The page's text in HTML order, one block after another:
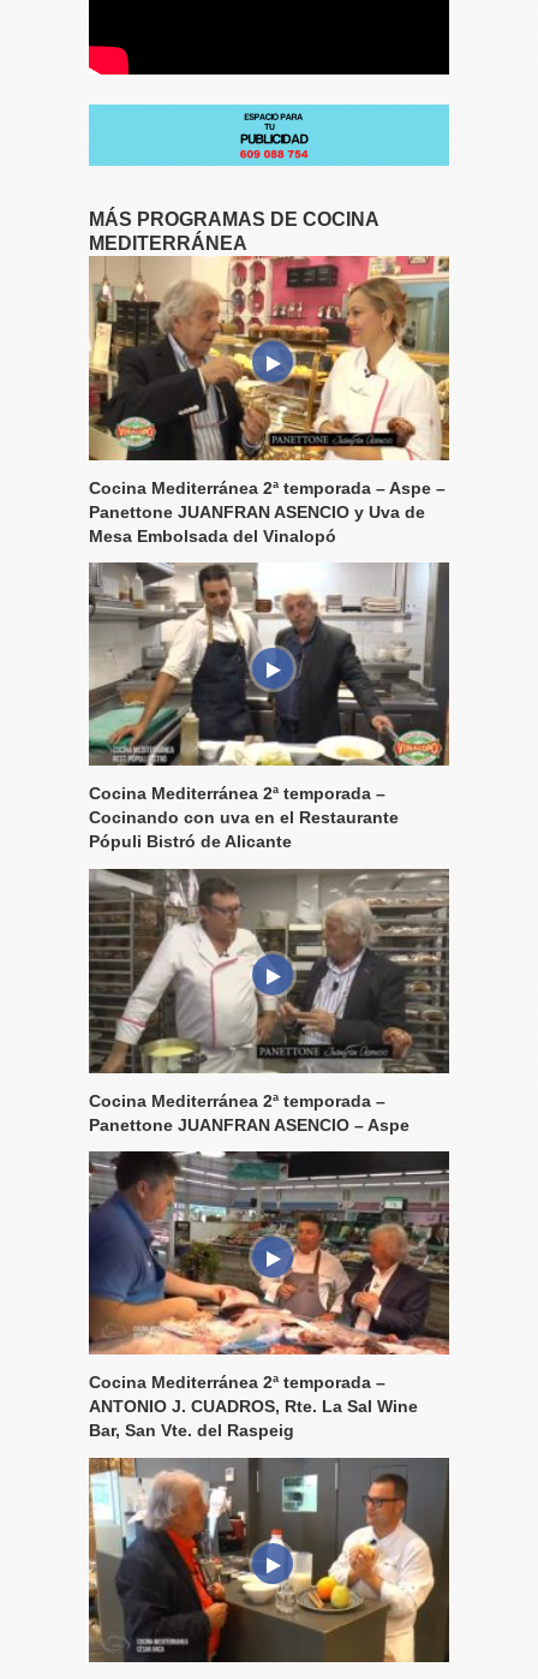
MÁS PROGRAMAS DE COCINA
MEDITERRÁNEA
Cocina Mediterránea 2ª temporada – Aspe –
Panettone JUANFRAN ASENCIO y Uva de
Mesa Embolsada del Vinalopó
Cocina Mediterránea 2ª temporada –
Cocinando con uva en el Restaurante
Pópuli Bistró de Alicante
Cocina Mediterránea 2ª temporada –
Panettone JUANFRAN ASENCIO – Aspe
Cocina Mediterránea 2ª temporada –
ANTONIO J. CUADROS, Rte. La Sal Wine
Bar, San Vte. del Raspeig